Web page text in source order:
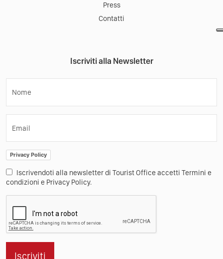
Press
Contatti
Iscriviti alla Newsletter
Nome
Email
Privacy Policy
Iscrivendoti alla newsletter di Tourist Office accetti Termini e
condizioni e Privacy Policy.
Iscriviti